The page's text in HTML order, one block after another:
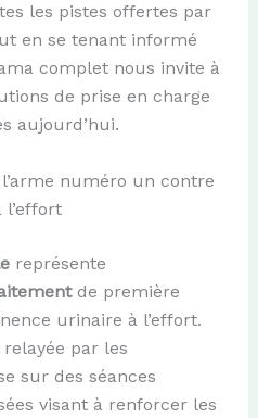
les pistes offertes par
en se tenant informé
complet nous invite à
de prise en charge
aujourd’hui.
numéro un contre
l’effort
représente
de première
urinaire à l’effort.
par les
sur des séances
visant à renforcer les